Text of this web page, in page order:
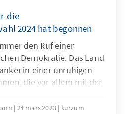
die
2024 hat begonnen
den Ruf einer
Demokratie. Das Land
in einer unruhigen
die vor allem mit der
der Macht, derzeit in
24 mars 2023 kurzum